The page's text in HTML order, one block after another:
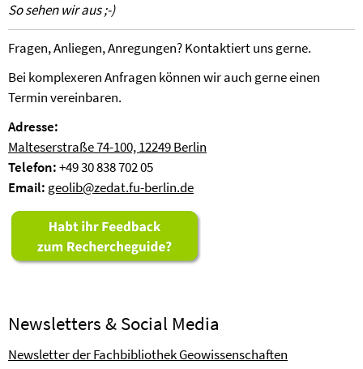
So sehen wir aus ;-)
Fragen, Anliegen, Anregungen? Kontaktiert uns gerne.
Bei komplexeren Anfragen können wir auch gerne einen
Termin vereinbaren.
Adresse:
Malteserstraße 74-100, 12249 Berlin
Telefon:+49 30 838 702 05
Email: geolib@zedat.fu-berlin.de
Newsletters & Social Media
Newsletter der Fachbibliothek Geowissenschaften